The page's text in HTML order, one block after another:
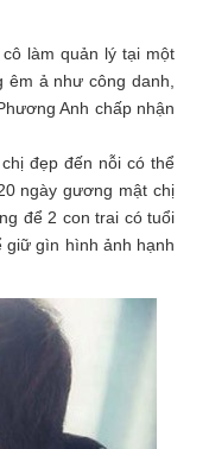
làm quản lý tại một
ả như công danh,
Anh chấp nhận
đẹp đến nỗi có thể
ngày gương mật chị
để 2 con trai có tuổi
giữ gìn hình ảnh hạnh